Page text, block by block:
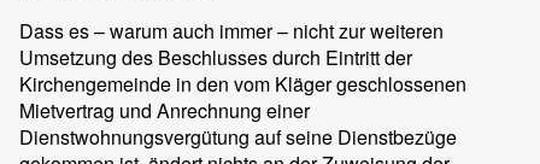
Dass es – warum auch immer – nicht zur weiteren
Umsetzung des Beschlusses durch Eintritt der
Kirchengemeinde in den vom Kläger geschlossenen
Mietvertrag und Anrechnung einer
Dienstwohnungsvergütung auf seine Dienstbezüge